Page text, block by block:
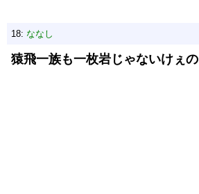
18: ななし
猿飛一族も一枚岩じゃないけぇの